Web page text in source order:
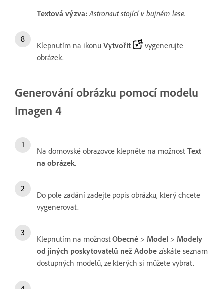
Textová výzva: Astronaut stojící v bujném lese.
Klepnutím na ikonu Vytvořit
vygenerujte
obrázek.
Generování obrázku pomocí modelu
Imagen 4
Na domovské obrazovce klepněte na možnost Text
na obrázek.
Do pole zadání zadejte popis obrázku, který chcete
vygenerovat.
Klepnutím na možnost Obecné > Model > Modely
od jiných poskytovatelů než Adobe získáte seznam
dostupných modelů, ze kterých si můžete vybrat.